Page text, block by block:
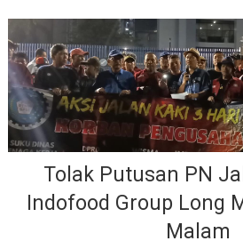
Tolak Putusan PN
Indofood Group Long
Malam